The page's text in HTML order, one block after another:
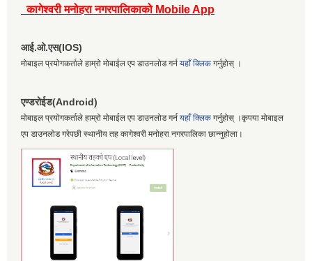
कागेश्वरी मनोहरा नगरपालिकाको Mobile App
आई.ओ.एस(IOS)
मोबाइल प्रयोगकर्ताले हाम्रो मोबाईल एप डाउनलोड गर्न यहाँ क्लिक गर्नुहोस् ।
एण्डरोईड(Android)
मोबाइल प्रयोगकर्ताले हाम्रो मोबाईल एप डाउनलोड गर्न यहाँ क्लिक गर्नुहोस् ।कृपया मोबाइल
एप डाउनलोड गरेपछी स्थानीय तह कागेश्वरी मनोहरा नगरपालिका छान्नुहोला।